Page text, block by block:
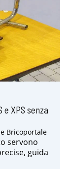
XPS senza
Bricoportale
servono
guida